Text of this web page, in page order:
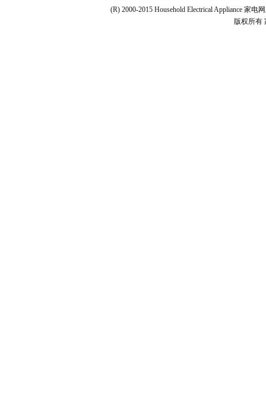
(R) 2000-2015 Household Electrical Appliance 家电
版权所有